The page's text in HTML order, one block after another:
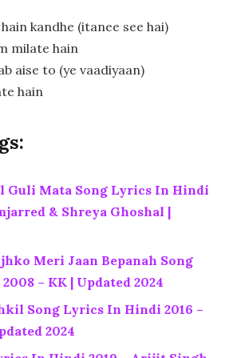
kandhe (itanee see hai)
milate hain
aise to (ye vaadiyaan)
hain
Guli Mata Song Lyrics In Hindi
& Shreya Ghoshal |
Meri Jaan Bepanah Song
– KK | Updated 2024
Song Lyrics In Hindi 2016 –
2024